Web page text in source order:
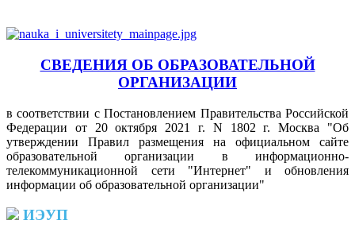
СВЕДЕНИЯ ОБ ОБРАЗОВАТЕЛЬНОЙ
ОРГАНИЗАЦИИ
в соответствии с Постановлением Правительства Российской
Федерации от 20 октября 2021 г. N 1802 г. Москва "Об
утверждении Правил размещения на официальном сайте
образовательной организации в информационно-
телекоммуникационной сети "Интернет" и обновления
информации об образовательной организации"
ИЭУП